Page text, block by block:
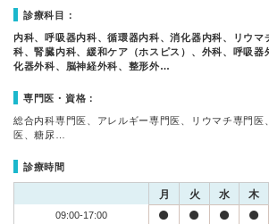
診療科目：
内科、呼吸器内科、循環器内科、消化器内科、リウマ
科、腎臓内科、緩和ケア（ホスピス）、外科、呼吸器
化器外科、脳神経外科、整形外…
専門医・資格：
総合内科専門医、アレルギー専門医、リウマチ専門医
医、糖尿…
診療時間
月 火 水 木
09:00-17:00